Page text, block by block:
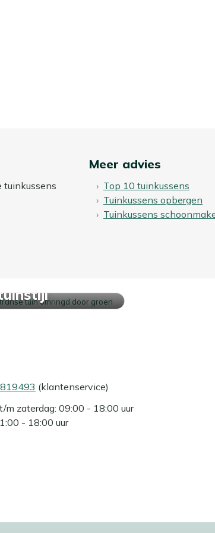
tuinkussens
Meer advies
Top 10 tuinkussens
Tuinkussens opbergen
Tuinkussens
(klantenservice)
m zaterdag: 09:00 - 18:00 uur
- 18:00 uur